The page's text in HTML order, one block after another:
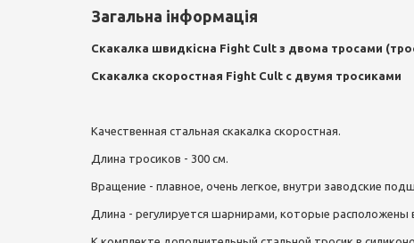
Загальна інформація
Скакалка швидкісна Fight Cult з двома тросами
Скакалка скоростная Fight Cult с двумя тросиками
Качественная стальная скакалка скоростная.
Длина тросиков - 300 см.
Вращение - плавное, очень легкое, внутри заводские
Длина - регулируется шарнирами, которые расположены